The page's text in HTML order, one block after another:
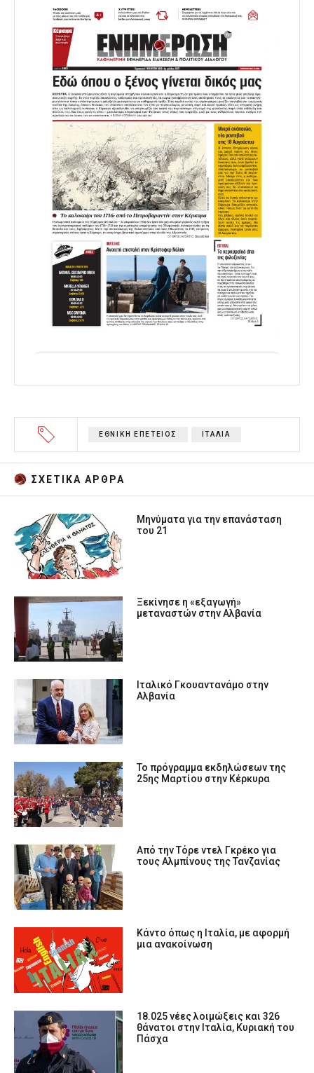
ΕΘΝΙΚΗ ΕΠΕΤΕΙΟΣ ΙΤΑΛΙΑ
ΣΧΕΤΙΚA AΡΘΡΑ
Μηνύματα για την επανάσταση
του 21
Ξεκίνησε η «εξαγωγή»
μεταναστών στην Αλβανία
Ιταλικό Γκουαντανάμο στην
Αλβανία
Το πρόγραμμα εκδηλώσεων της
25ης Μαρτίου στην Κέρκυρα
Από την Τόρε ντελ Γκρέκο για
τους Αλμπίνους της Τανζανίας
Κάντο όπως η Ιταλία, με αφορμή
μια ανακοίνωση
18.025 νέες λοιμώξεις και 326
θάνατοι στην Ιταλία, Κυριακή του
Πάσχα